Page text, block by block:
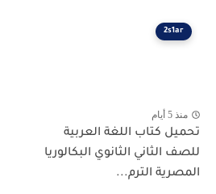
2s1ar
منذ 5 أيام
تحميل كتاب اللغة العربية
للصف الثاني الثانوي البكالوريا
المصرية الترم...